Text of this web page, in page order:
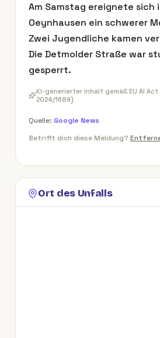
Am Samstag ereignete sich
Oeynhausen ein schwerer
Zwei Jugendliche kamen
Die Detmolder Straße war
gesperrt.
KI-generierter Inhalt gemäß EU AI
2024/1689)
Quelle: Google News
Betrifft dich diese Meldung?
Ort des Unfalls